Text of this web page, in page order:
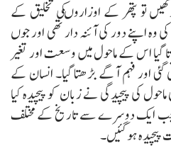
تو پتھر کے اوزاروںکی تخلیق کے
وہ اپنے دور کی آئنہ دار تھی اور جوں
اس کے ماحول میں وسعت اور تغیر
گئی اور فہم آگے بڑھتا گیا۔ انسان کے
کی پیچیدگی نے زبان کو پیچیدہ کیا
جب ایک دوسرے سے تاریخ کے مختلف
پیچیدہ ہوگئیں۔